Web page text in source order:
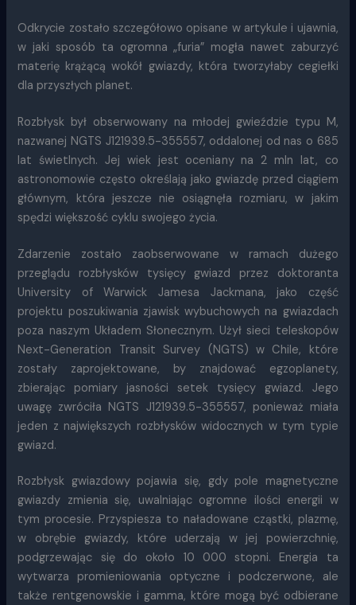
Odkrycie zostało szczegółowo opisane w artykule i ujawnia,
w jaki sposób ta ogromna „furia” mogła nawet zaburzyć
materię krążącą wokół gwiazdy, która tworzyłaby cegiełki
dla przyszłych planet.
Rozbłysk był obserwowany na młodej gwieździe typu M,
nazwanej NGTS J121939.5-355557, oddalonej od nas o 685
lat świetlnych. Jej wiek jest oceniany na 2 mln lat, co
astronomowie często określają jako gwiazdę przed ciągiem
głównym, która jeszcze nie osiągnęła rozmiaru, w jakim
spędzi większość cyklu swojego życia.
Zdarzenie zostało zaobserwowane w ramach dużego
przeglądu rozbłysków tysięcy gwiazd przez doktoranta
University of Warwick Jamesa Jackmana, jako część
projektu poszukiwania zjawisk wybuchowych na gwiazdach
poza naszym Układem Słonecznym. Użył sieci teleskopów
Next-Generation Transit Survey (NGTS) w Chile, które
zostały zaprojektowane, by znajdować egzoplanety,
zbierając pomiary jasności setek tysięcy gwiazd. Jego
uwagę zwróciła NGTS J121939.5-355557, ponieważ miała
jeden z największych rozbłysków widocznych w tym typie
gwiazd.
Rozbłysk gwiazdowy pojawia się, gdy pole magnetyczne
gwiazdy zmienia się, uwalniając ogromne ilości energii w
tym procesie. Przyspiesza to naładowane cząstki, plazmę,
w obrębie gwiazdy, które uderzają w jej powierzchnię,
podgrzewając się do około 10 000 stopni. Energia ta
wytwarza promieniowania optyczne i podczerwone, ale
także rentgenowskie i gamma, które mogą być odbierane